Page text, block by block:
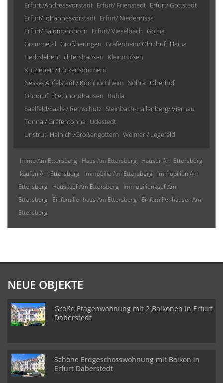
Erfurt /Andreasvorstadt Erfurt/ Frienstedt Erfurt/ Gottstedt
Erfurt/ Johannesvorstadt Erfurt/ Niedernissa
Erfurt/ Salomonsborn Erfurt/ Vieselbach Gotha
Grammetal Großheringen Gräfenhain/ Ohrdruf Haina
Herbsleben Ichtershausen Kleinmölsen
Kutzleben / Lützensömmern
Nesse- Apfelstädt / Kornhochheim Nohra Oberhof
Ohrdruf Riethnordhausen Ruhla
Saalfeld/Saale / Remschütz Steinbach-Hallenberg/ Viernau
Tonna / Gräfentonna Udestedt
Unstrut- Hainich /Großengottern Weimar / Legefeld
Immo Am Ettersberg Haus Am Ettersberg
Häuser Am Ettersberg
kaufen Am Ettersberg
Immobilie Am Ettersberg
Immobilien Am
Ettersberg
Hauskauf Am Ettersberg
Immobilienkauf Am
Ettersberg
Einfamilienhaus Am Ettersberg
Einfamilienhäuser Am
Ettersberg
NEUE OBJEKTE
Große Etagenwohnung mit 2 Balkonen in Erfurt
Daberstedt
Schöne Erdgeschosswohnung mit Balkon in
Erfurt Daberstedt